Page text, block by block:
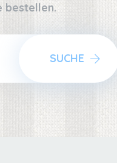
bestellen.
SUCHE